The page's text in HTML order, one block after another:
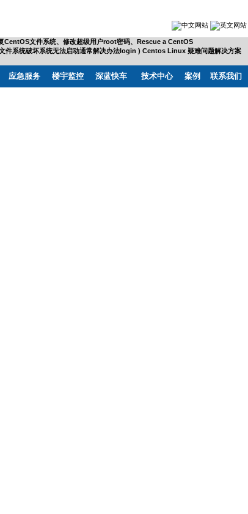
文件系统、修改超级用户root密码、Rescue a CentOS
系统破坏系统无法启动通常解决办法login ) Centos Linux 疑难问题解决方案
应急服务 楼宇监控 深蓝快车 技术中心 案例 联系我们